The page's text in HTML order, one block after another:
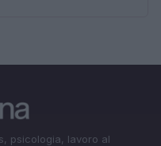
psicologia, lavoro al